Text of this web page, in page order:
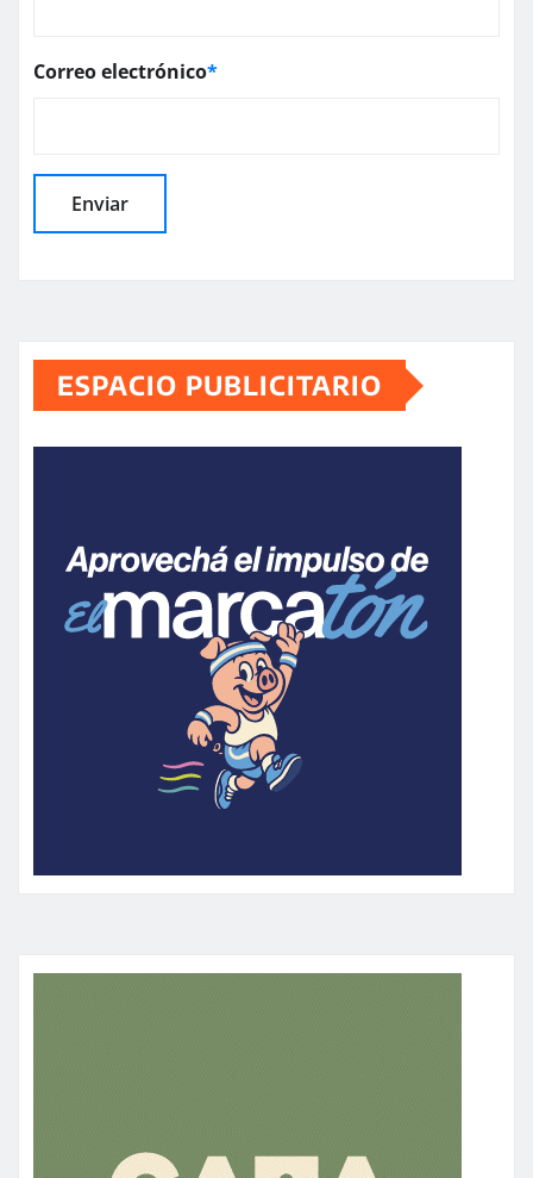
Correo electrónico*
ESPACIO PUBLICITARIO